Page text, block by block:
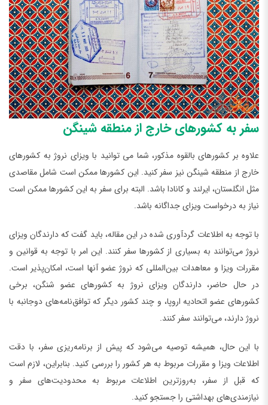
سفر به کشورهای خارج از منطقه شینگن
علاوه بر کشورهای بالقوه مذکور، شما می توانید با ویزای نروژ به کشورهای
خارج از منطقه شینگن نیز سفر کنید. این کشورها ممکن است شامل مقاصدی
مثل انگلستان، ایرلند و کانادا باشد. البته برای سفر به این کشورها ممکن است
نیاز به درخواست ویزای جداگانه باشد.
با توجه به اطلاعات گردآوری شده در این مقاله، باید گفت که دارندگان ویزای
نروژ می‌توانند به بسیاری از کشورها سفر کنند. این امر با توجه به قوانین و
مقررات ویزا و معاهدات بین‌المللی که نروژ عضو آنها است، امکان‌پذیر است.
در حال حاضر، دارندگان ویزای نروژ به کشورهای عضو شنگن، برخی
کشورهای عضو اتحادیه اروپا، و چند کشور دیگر که توافق‌نامه‌های دوجانبه با
نروژ دارند، می‌توانند سفر کنند.
با این حال، همیشه توصیه می‌شود که پیش از برنامه‌ریزی سفر، با دقت
اطلاعات ویزا و مقررات مربوط به هر کشور را بررسی کنید. بنابراین، لازم است
که قبل از سفر، به‌روزترین اطلاعات مربوط به محدودیت‌های سفر و
نیازمندی‌های بهداشتی را جستجو کنید.